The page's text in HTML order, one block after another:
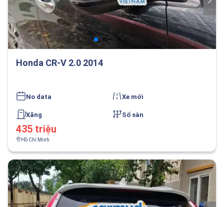
Honda CR-V 2.0 2014
No data Xe mới
Xăng Số sàn
435 triệu
Hồ Chí Minh